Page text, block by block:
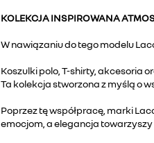
KOLEKCJA INSPIROWANA
W nawiązaniu do tego modelu
Koszulki polo, T-shirty, akcesoria
Ta kolekcja stworzona z myślą o
Poprzez tę współpracę, marki
emocjom, a elegancja towarzyszy